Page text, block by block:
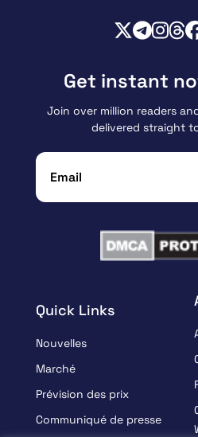
Quick Links
Nouvelles
Marché
Prévision des prix
Communiqué de presse
Get instant
Join over million readers
delivered straight